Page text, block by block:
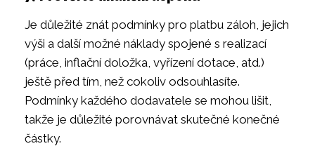
Je důležité znát podmínky pro platbu záloh, jejich
výši a další možné náklady spojené s realizací
(práce, inflační doložka, vyřízení dotace, atd.)
ještě před tím, než cokoliv odsouhlasíte.
Podmínky každého dodavatele se mohou lišit,
takže je důležité porovnávat skutečné konečné
částky.